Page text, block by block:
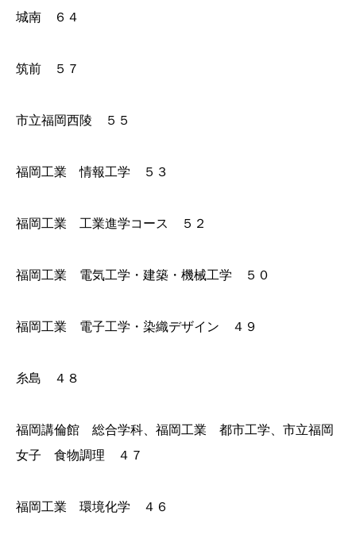
城南 ６４
筑前 ５７
市立福岡西陵 ５５
福岡工業 情報工学 ５３
福岡工業 工業進学コース ５２
福岡工業 電気工学・建築・機械工学 ５０
福岡工業 電子工学・染織デザイン ４９
糸島 ４８
福岡講倫館 総合学科、福岡工業 都市工学、市立福岡
女子 食物調理 ４７
福岡工業 環境化学 ４６